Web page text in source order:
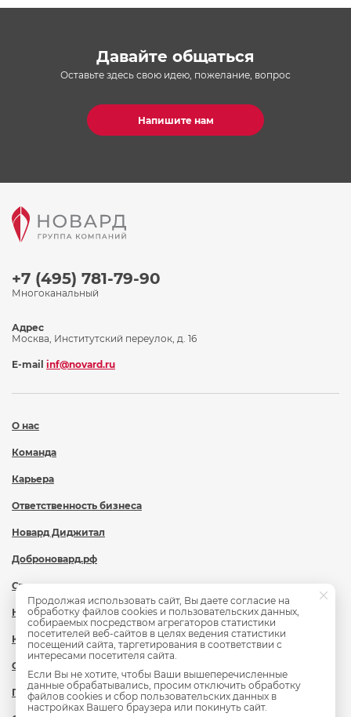
Давайте общаться
Оставьте здесь свою идею, пожелание, вопрос
Напишите нам
+7 (495) 781-79-90
Многоканальный
О нас
Команда
Карьера
Ответственность бизнеса
Новард Диджитал
Доброновард.рф
Статьи
Новости
Контакты
Охрана труда
Политика обработки персональных данных
Адрес
Москва, Институтский переулок, д. 16
E-mail inf@novard.ru
Продолжая использовать сайт, Вы даете согласие на
обработку файлов cookies и пользовательских данных,
собираемых посредством агрегаторов статистики
посетителей веб-сайтов в целях ведения статистики
посещений сайта, таргетирования в соответствии с
интересами посетителя сайта.
Если Вы не хотите, чтобы Ваши вышеперечисленные
данные обрабатывались, просим отключить обработку
файлов cookies и сбор пользовательских данных в
настройках Вашего браузера или покинуть сайт.